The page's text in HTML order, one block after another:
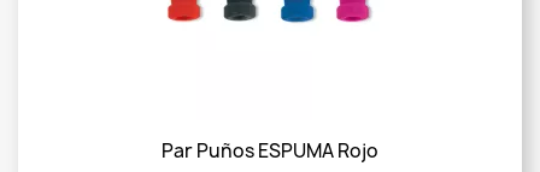
Par Puños ESPUMA Rojo